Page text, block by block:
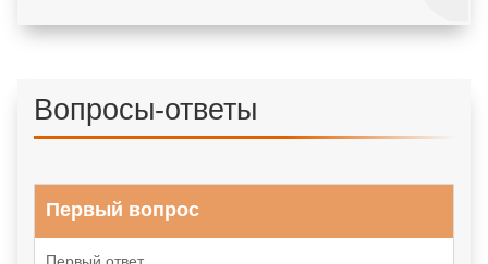
Вопросы-ответы
Первый вопрос